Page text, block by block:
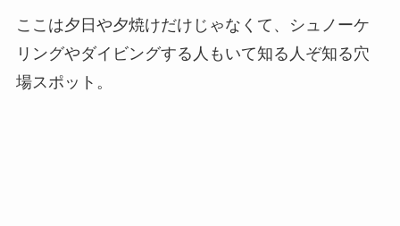
ここは夕日や夕焼けだけじゃなくて、シュノーケ
リングやダイビングする人もいて知る人ぞ知る穴
場スポット。